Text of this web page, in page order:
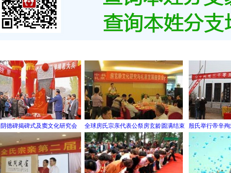
德碑揭碑式及窦文化研究会 全球房氏宗亲代表公祭房玄龄圆满结束 殷氏举行帝辛